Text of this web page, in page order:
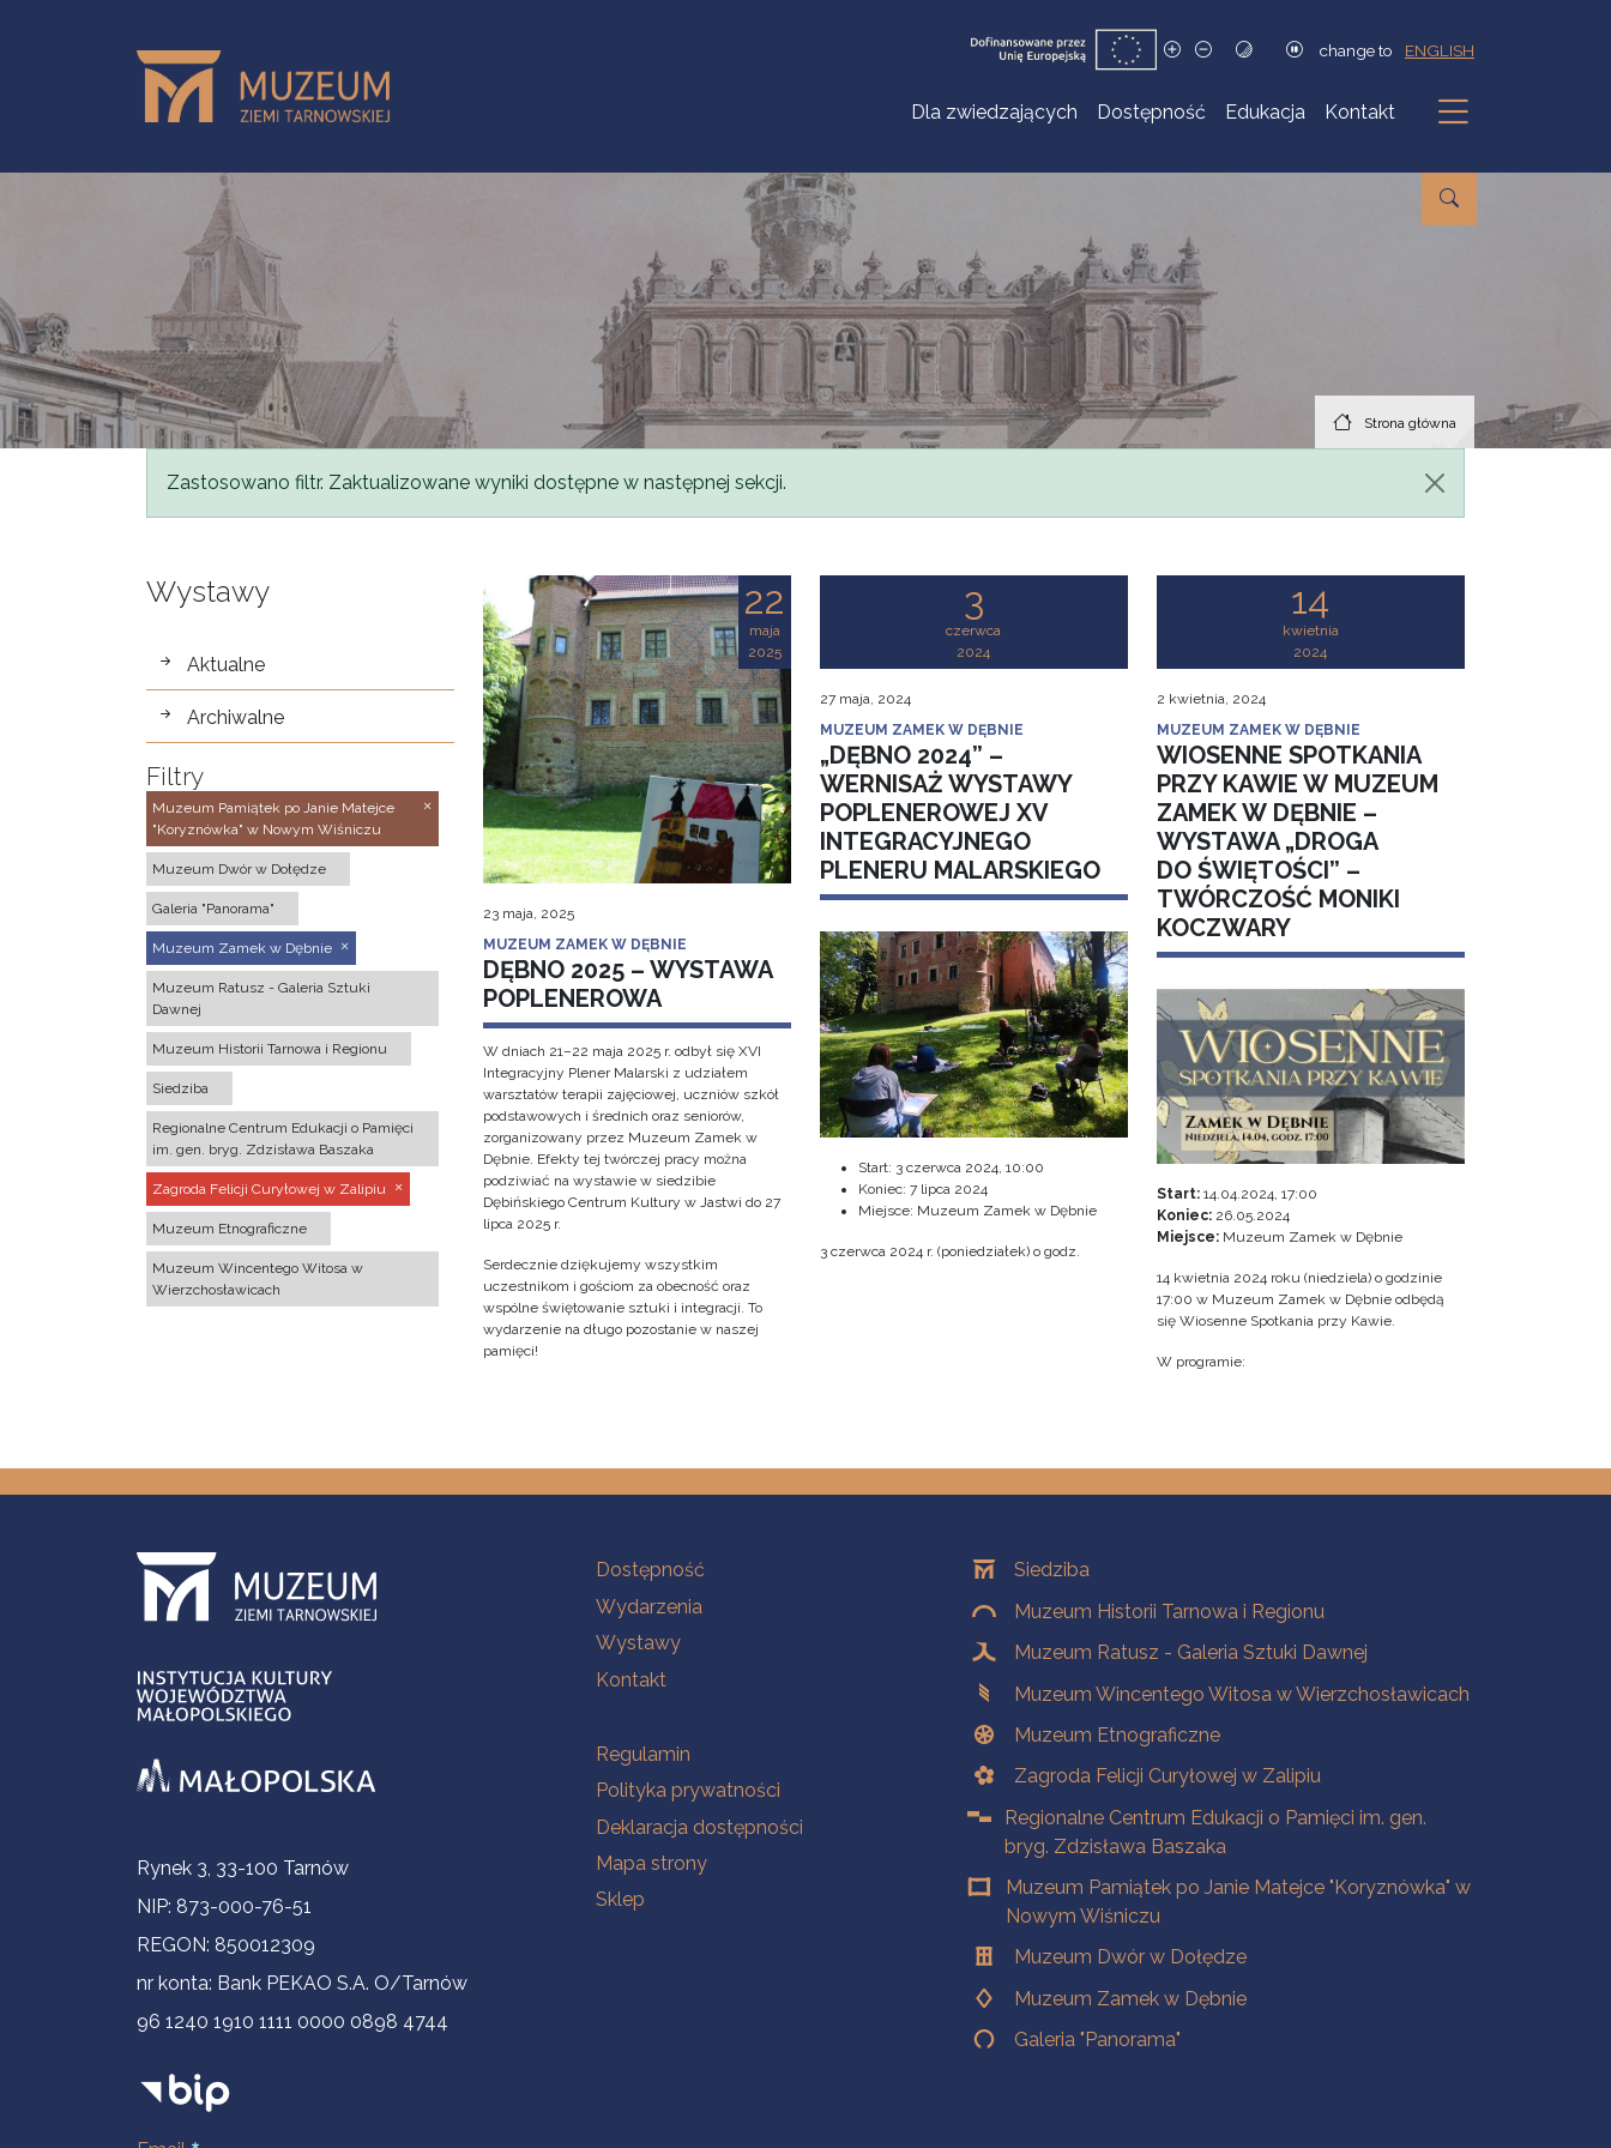
change to ENGLISH
Dla zwiedzających Dostępność Edukacja Kontakt
Podmenu
Strona główna
Komunikat
Zastosowano filtr. Zaktualizowane wyniki dostępne w następnej sekcji.
Wystawy
wystawy
Aktualne
Archiwalne
Filtry
Muzeum Pamiątek po Janie Matejce
"Koryznówka" w Nowym Wiśniczu
Muzeum Dwór w Dołędze
Galeria "Panorama"
Muzeum Zamek w Dębnie
Muzeum Ratusz - Galeria Sztuki
Dawnej
Muzeum Historii Tarnowa i Regionu
Siedziba
Regionalne Centrum Edukacji o Pamięci
im. gen. bryg. Zdzisława Baszaka
Zagroda Felicji Curyłowej w Zalipiu
Muzeum Etnograficzne
Muzeum Wincentego Witosa w
Wierzchosławicach
22
maja
2025
23 maja, 2025
MUZEUM ZAMEK W DĘBNIE
DĘBNO 2025 – WYSTAWA
POPLENEROWA
W dniach 21–22 maja 2025 r. odbył się XVI
Integracyjny Plener Malarski z udziałem
warsztatów terapii zajęciowej, uczniów szkół
podstawowych i średnich oraz seniorów,
zorganizowany przez Muzeum Zamek w
Dębnie. Efekty tej twórczej pracy można
podziwiać na wystawie w siedzibie
Dębińskiego Centrum Kultury w Jastwi do 27
lipca 2025 r.
Serdecznie dziękujemy wszystkim
uczestnikom i gościom za obecność oraz
wspólne świętowanie sztuki i integracji. To
wydarzenie na długo pozostanie w naszej
pamięci!
3
czerwca
2024
27 maja, 2024
MUZEUM ZAMEK W DĘBNIE
„DĘBNO 2024” –
WERNISAŻ WYSTAWY
POPLENEROWEJ XV
INTEGRACYJNEGO
PLENERU MALARSKIEGO
Start: 3 czerwca 2024, 10:00
Koniec: 7 lipca 2024
Miejsce: Muzeum Zamek w Dębnie
3 czerwca 2024 r. (poniedziałek) o godz.
14
kwietnia
2024
2 kwietnia, 2024
MUZEUM ZAMEK W DĘBNIE
WIOSENNE SPOTKANIA
PRZY KAWIE W MUZEUM
ZAMEK W DĘBNIE –
WYSTAWA „DROGA
DO ŚWIĘTOŚCI” –
TWÓRCZOŚĆ MONIKI
KOCZWARY
Start:14.04.2024, 17:00
Koniec:26.05.2024
Miejsce:Muzeum Zamek w Dębnie
14 kwietnia 2024 roku (niedziela) o godzinie
17:00 w Muzeum Zamek w Dębnie odbędą
się Wiosenne Spotkania przy Kawie.
W programie:
Informacje kontaktowe
Rynek 3, 33-100 Tarnów
NIP: 873-000-76-51
REGON: 850012309
nr konta: Bank PEKAO S.A. O/Tarnów
96 1240 1910 1111 0000 0898 4744
Na skróty
Dostępność
Wydarzenia
Wystawy
Kontakt
Na skróty
Regulamin
Polityka prywatności
Deklaracja dostępności
Mapa strony
Sklep
OddziałySiedziba
Muzeum Historii Tarnowa i Regionu
Muzeum Ratusz - Galeria Sztuki Dawnej
Muzeum Wincentego Witosa w Wierzchosławicach
Muzeum Etnograficzne
Zagroda Felicji Curyłowej w Zalipiu
Regionalne Centrum Edukacji o Pamięci im. gen.
bryg. Zdzisława Baszaka
Muzeum Pamiątek po Janie Matejce "Koryznówka" w
Nowym Wiśniczu
Muzeum Dwór w Dołędze
Muzeum Zamek w Dębnie
Galeria "Panorama"